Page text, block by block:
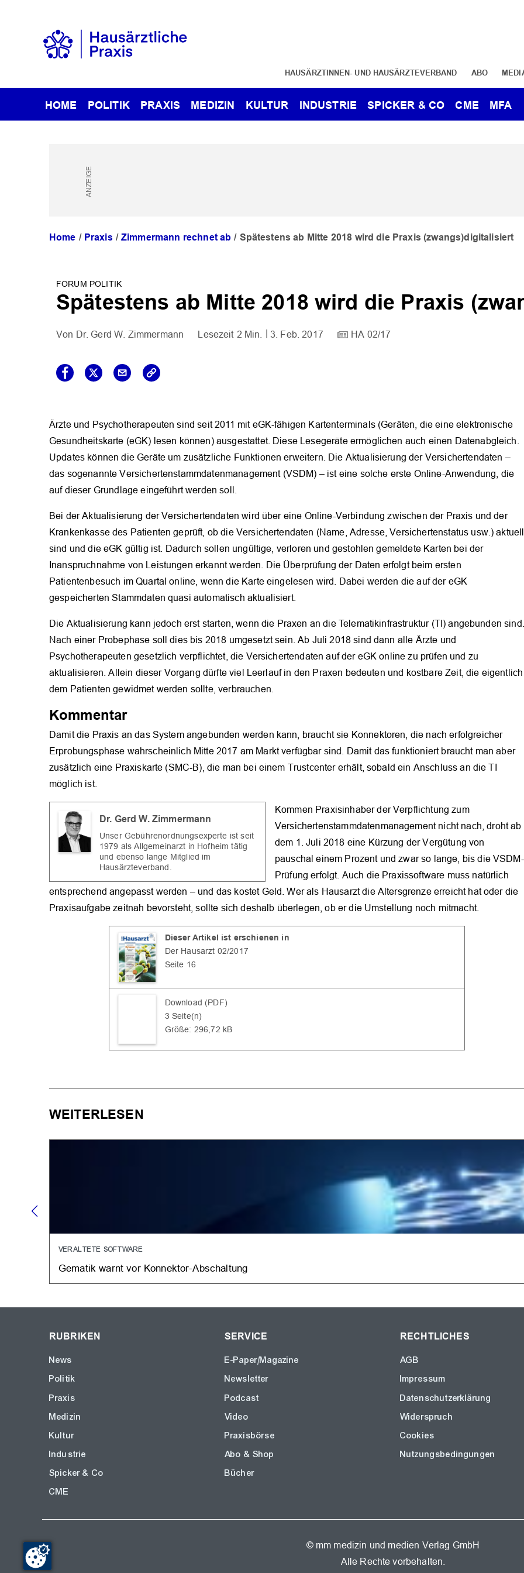
HAUSÄRZTINNEN- UND HAUSÄRZTEVERBAND ABO
HOME POLITIK PRAXIS MEDIZIN KULTUR INDUSTRIE SPICKER & CO CME MFA
OK
Home Praxis Zimmermann rechnet ab Spätestens ab Mitte 2018 wird die Praxis (zwangs)digitalisiert
FORUM POLITIK
Spätestens ab Mitte 2018 wird die Praxis
Dr. Gerd W. Zimmermann 2 Min. 3. Feb. 2017 HA 02/17
Ärzte und Psychotherapeuten sind seit 2011 mit eGK-fähigen Kartenterminals (Geräten, die eine elektronische
Gesundheitskarte (eGK) lesen können) ausgestattet. Diese Lesegeräte ermöglichen auch einen Datenabgleich.
Updates können die Geräte um zusätzliche Funktionen erweitern. Die Aktualisierung der Versichertendaten –
das sogenannte Versichertenstammdatenmanagement (VSDM) – ist eine solche erste Online-Anwendung, die
auf dieser Grundlage eingeführt werden soll.
Bei der Aktualisierung der Versichertendaten wird über eine Online-Verbindung zwischen der Praxis und der
Krankenkasse des Patienten geprüft, ob die Versichertendaten (Name, Adresse, Versichertenstatus usw.) aktuell
sind und die eGK gültig ist. Dadurch sollen ungültige, verloren und gestohlen gemeldete Karten bei der
Inanspruchnahme von Leistungen erkannt werden. Die Überprüfung der Daten erfolgt beim ersten
Patientenbesuch im Quartal online, wenn die Karte eingelesen wird. Dabei werden die auf der eGK
gespeicherten Stammdaten quasi automatisch aktualisiert.
Die Aktualisierung kann jedoch erst starten, wenn die Praxen an die Telematikinfrastruktur (TI) angebunden sind.
Nach einer Probephase soll dies bis 2018 umgesetzt sein. Ab Juli 2018 sind dann alle Ärzte und
Psychotherapeuten gesetzlich verpflichtet, die Versichertendaten auf der eGK online zu prüfen und zu
aktualisieren. Allein dieser Vorgang dürfte viel Leerlauf in den Praxen bedeuten und kostbare Zeit, die eigentlich
dem Patienten gewidmet werden sollte, verbrauchen.
Kommentar
Damit die Praxis an das System angebunden werden kann, braucht sie Konnektoren, die nach erfolgreicher
Erprobungsphase wahrscheinlich Mitte 2017 am Markt verfügbar sind. Damit das funktioniert braucht man aber
zusätzlich eine Praxiskarte (SMC-B), die man bei einem Trustcenter erhält, sobald ein Anschluss an die TI
möglich ist.
Dr. Gerd W. Zimmermann
Unser Gebührenordnungsexperte ist seit
1979 als Allgemeinarzt in Hofheim tätig
und ebenso lange Mitglied im
Hausärzteverband.
Kommen Praxisinhaber der Verpflichtung zum
Versichertenstammdatenmanagement nicht nach, droht ab
dem 1. Juli 2018 eine Kürzung der Vergütung von
pauschal einem Prozent und zwar so lange, bis die VSDM-
Prüfung erfolgt. Auch die Praxissoftware muss natürlich
entsprechend angepasst werden – und das kostet Geld. Wer als Hausarzt die Altersgrenze erreicht hat oder die
Praxisaufgabe zeitnah bevorsteht, sollte sich deshalb überlegen, ob er die Umstellung noch mitmacht.
Dieser Artikel ist erschienen in
Der Hausarzt 02/2017
Seite 16
Download (PDF)
3 Seite(n)
Größe: 296,72 kB
WEITERLESEN
VERALTETE SOFTWARE
Gematik warnt vor Konnektor-Abschaltung
RUBRIKEN
News
Politik
Praxis
Medizin
Kultur
Industrie
Spicker & Co
CME
SERVICE
E-Paper/Magazine
Newsletter
Podcast
Video
Praxisbörse
Abo & Shop
Bücher
RECHTLICHES
AGB
Impressum
Datenschutzerklärung
Widerspruch
Cookies
Nutzungsbedingungen
© mm medizin und medien Verlag GmbH
Alle Rechte vorbehalten.